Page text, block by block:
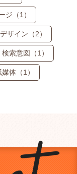
ジ （1）
ザイン （2）
検索意図 （1）
媒体 （1）